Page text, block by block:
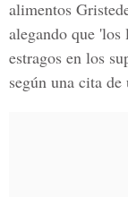
alimentos
alegando que 'los
estragos en los
según una cita